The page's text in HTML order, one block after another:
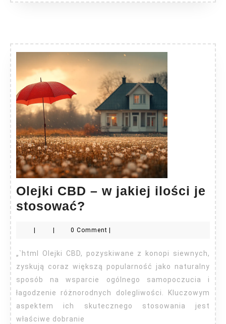
Olejki CBD – w jakiej ilości je
stosować?
–
w
jakiej
ilości
je
stosować?
0 Comment
„`html Olejki CBD, pozyskiwane z konopi siewnych,
zyskują coraz większą popularność jako naturalny
sposób na wsparcie ogólnego samopoczucia i
łagodzenie różnorodnych dolegliwości. Kluczowym
aspektem ich skutecznego stosowania jest
właściwe dobranie